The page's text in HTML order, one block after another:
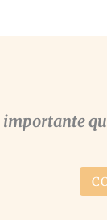
importante